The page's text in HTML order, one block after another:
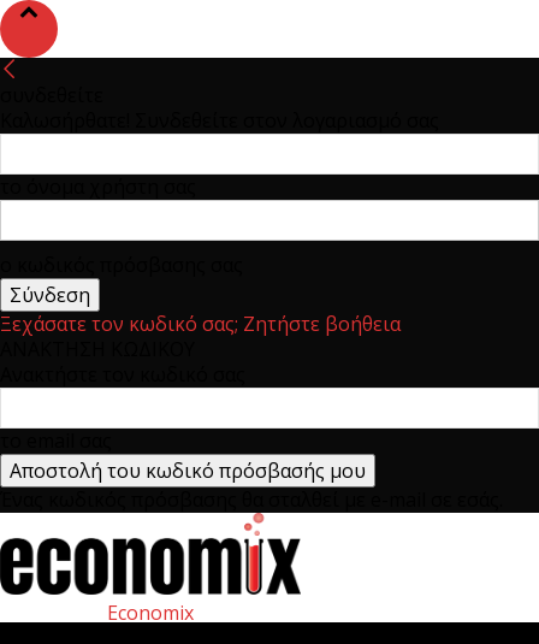
Ξεχάσατε τον κωδικό σας; Ζητήστε βοήθεια
Economix